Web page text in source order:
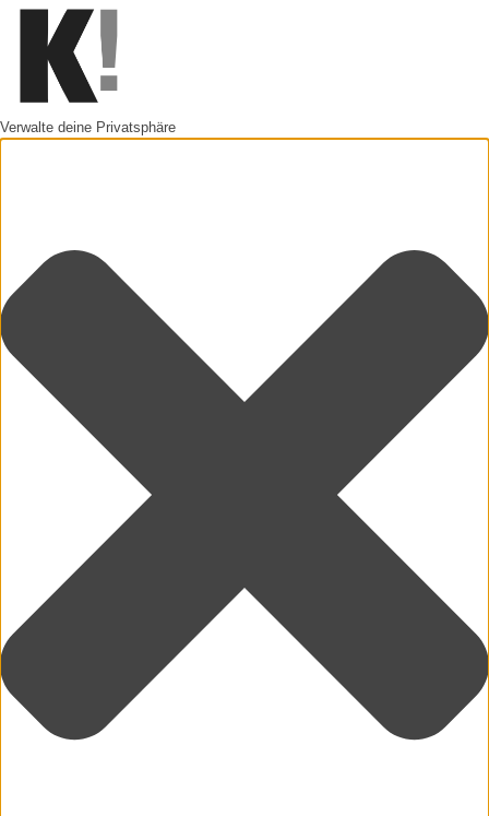
Verwalte deine Privatsphäre